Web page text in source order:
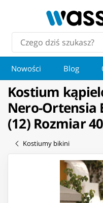
Nowości Blog
Kostium
Nero-Ortensia
(12) Rozmiar
Kostiumy bikini